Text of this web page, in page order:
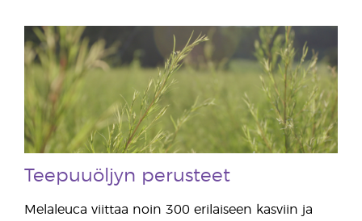
Teepuuöljyn perusteet
Melaleuca viittaa noin 300 erilaiseen kasviin ja